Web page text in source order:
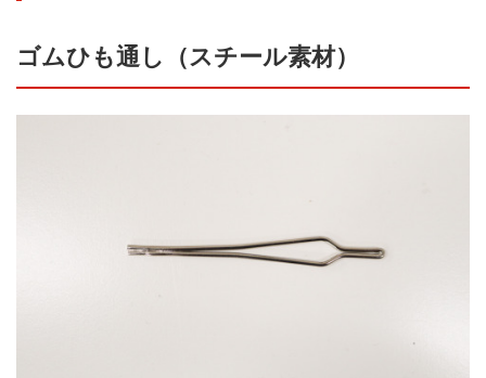
ゴムひも通し（スチール素材）